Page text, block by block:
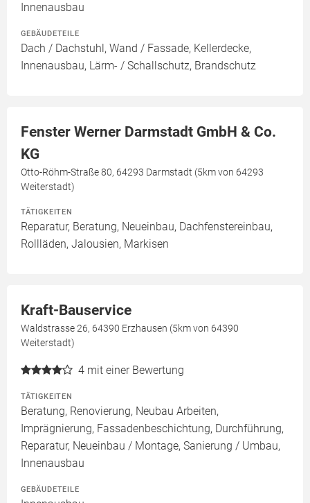
Innenausbau
GEBÄUDETEILE
Dach / Dachstuhl, Wand / Fassade, Kellerdecke,
Innenausbau, Lärm- / Schallschutz, Brandschutz
Fenster Werner Darmstadt GmbH & Co.
KG
Otto-Röhm-Straße 80, 64293 Darmstadt (5km von 64293
Weiterstadt)
TÄTIGKEITEN
Reparatur, Beratung, Neueinbau, Dachfenstereinbau,
Rollläden, Jalousien, Markisen
Kraft-Bauservice
Waldstrasse 26, 64390 Erzhausen (5km von 64390
Weiterstadt)
4 mit einer Bewertung
TÄTIGKEITEN
Beratung, Renovierung, Neubau Arbeiten,
Imprägnierung, Fassadenbeschichtung, Durchführung,
Reparatur, Neueinbau / Montage, Sanierung / Umbau,
Innenausbau
GEBÄUDETEILE